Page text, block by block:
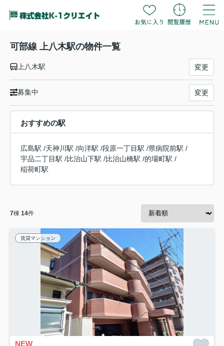
可部線 上八木駅の物件一覧
上八木駅 変更
募集中 変更
おすすめの駅
広島駅 /天神川駅 /向洋駅 /段原一丁目駅 /県病院前駅 /
宇品二丁目駅 /比治山下駅 /比治山橋駅 /的場町駅 /
稲荷町駅
7棟 14件
賃貸マンション
NEW